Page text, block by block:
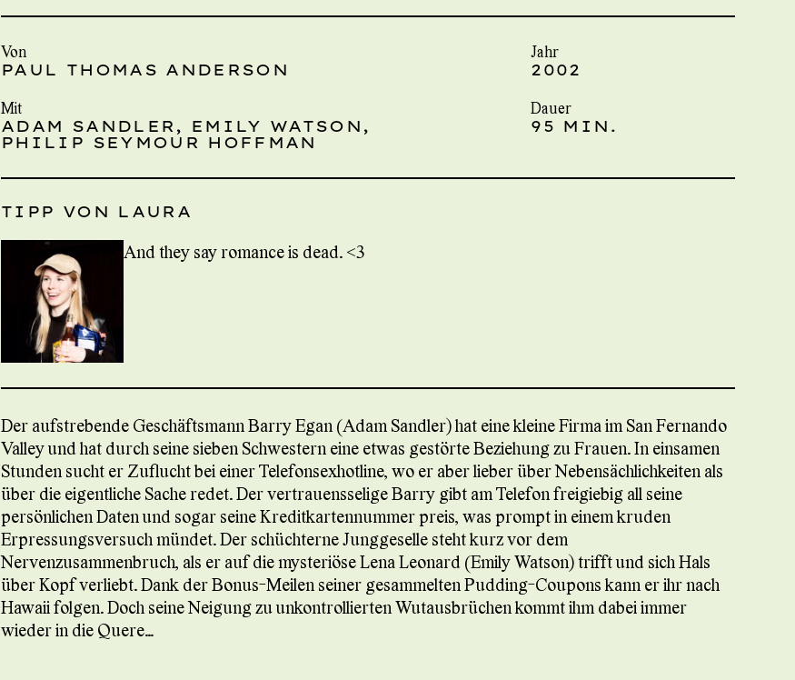
Von
PAUL THOMAS ANDERSON
Mit
ADAM SANDLER, EMILY WATSON,
PHILIP SEYMOUR HOFFMAN
Jahr
2002
Dauer
95 MIN.
TIPP VON LAURA
And they say romance is dead. <3
Der aufstrebende Geschäftsmann Barry Egan (Adam Sandler) hat eine kleine Firma im San Fernando
Valley und hat durch seine sieben Schwestern eine etwas gestörte Beziehung zu Frauen. In einsamen
Stunden sucht er Zuflucht bei einer Telefonsexhotline, wo er aber lieber über Nebensächlichkeiten als
über die eigentliche Sache redet. Der vertrauensselige Barry gibt am Telefon freigiebig all seine
persönlichen Daten und sogar seine Kreditkartennummer preis, was prompt in einem kruden
Erpressungsversuch mündet. Der schüchterne Junggeselle steht kurz vor dem
Nervenzusammenbruch, als er auf die mysteriöse Lena Leonard (Emily Watson) trifft und sich Hals
über Kopf verliebt. Dank der Bonus-Meilen seiner gesammelten Pudding-Coupons kann er ihr nach
Hawaii folgen. Doch seine Neigung zu unkontrollierten Wutausbrüchen kommt ihm dabei immer
wieder in die Quere…